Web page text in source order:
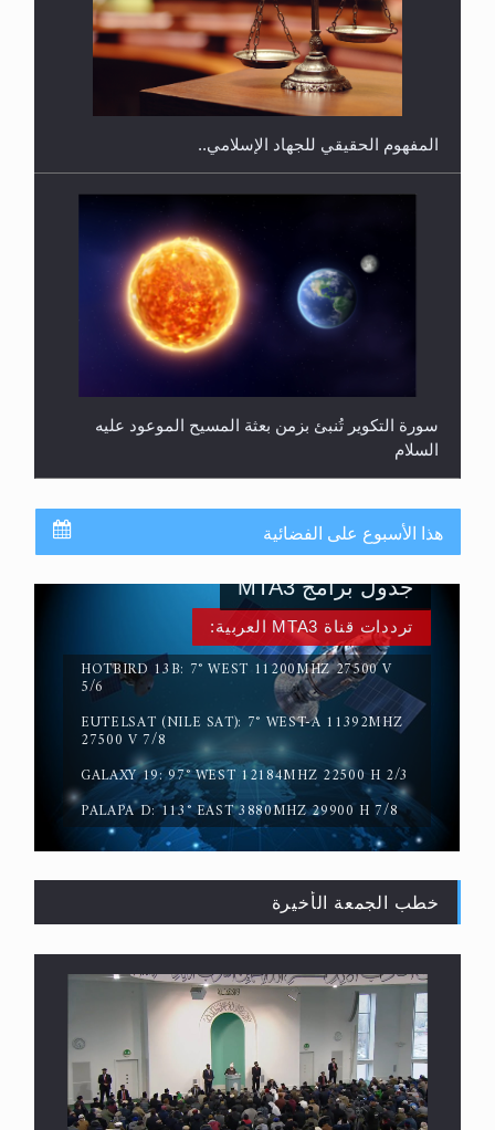
هل يجوز فتح مشروع كوافير نسائي للمحجبات وغير
المحجبات؟
المفهوم الحقيقي للجهاد الإسلامي..
سورة التكوير تُنبئ بزمن بعثة المسيح الموعود عليه
السلام
حقيقة المسيح الدجال
القرآن قاضٍ وحكمٌ على السنة ومهيمنٌ عليها.. ليس
العكس
هذا الأسبوع على الفضائية
ترددات قناة MTA3 العربية:
HOTBIRD 13B: 7° WEST 11200MHZ 27500 V
5/6
EUTELSAT (NILE SAT): 7° WEST-A 11392MHZ
27500 V 7/8
GALAXY 19: 97° WEST 12184MHZ 22500 H 2/3
PALAPA D: 113° EAST 3880MHZ 29900 H 7/8
جدول برامج MTA3
خطب الجمعة الأخيرة